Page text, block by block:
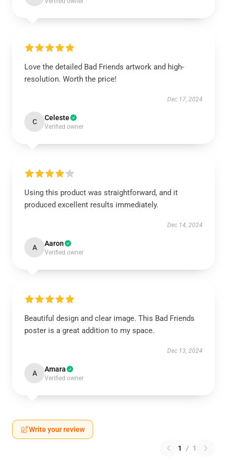
Love the detailed Bad Friends artwork and high-
resolution. Worth the price!
Dec 17, 2024
C Celeste
Verified owner
Using this product was straightforward, and it
produced excellent results immediately.
Dec 14, 2024
A Aaron
Verified owner
Beautiful design and clear image. This Bad Friends
poster is a great addition to my space.
Dec 13, 2024
A Amara
Verified owner
Write your review
1 / 1